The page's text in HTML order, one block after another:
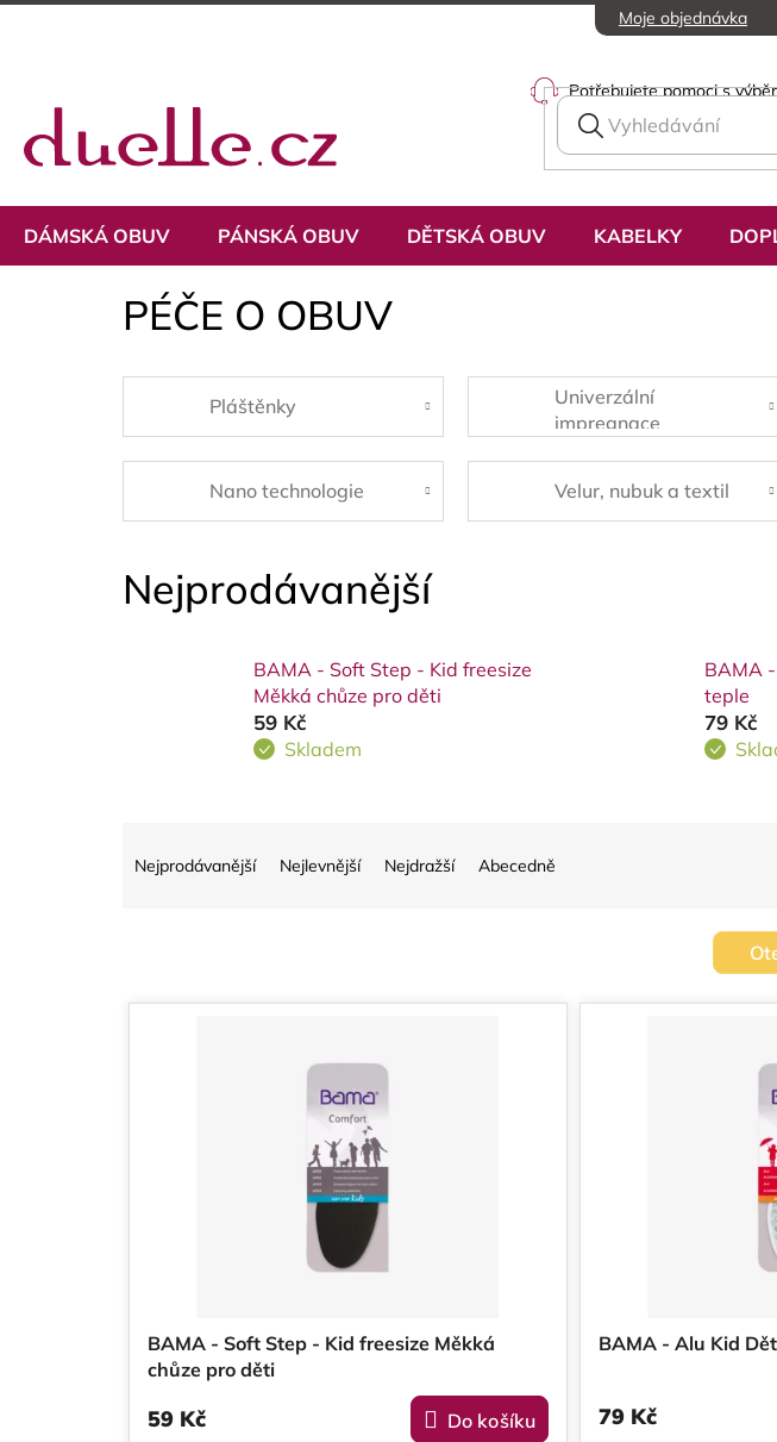
Přejít
Moje objednávka
Potřebujete pomoci s
DÁMSKÁ OBUV PÁNSKÁ OBUV DĚTSKÁ OBUV KABELKY
PÉČE O OBUV
Pláštěnky
Univerzální
impregnace
Nano technologie Velur, nubuk a textil
Nejprodávanější
BAMA - Soft Step - Kid freesize
Měkká chůze pro děti
59 Kč
Skladem
BAMA
teple
79 Kč
a
n
Nejprodávanější Nejlevnější Nejdražší Abecedně
V
BAMA - Soft Step - Kid freesize Měkká
chůze pro děti
59 Kč
Do košíku
BAMA - Alu Kid
79 Kč